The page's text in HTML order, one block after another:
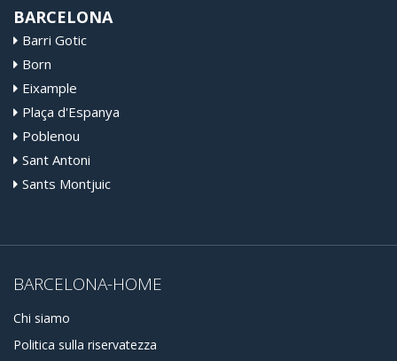
BARCELONA
Barri Gotic
Born
Eixample
Plaça d'Espanya
Poblenou
Sant Antoni
Sants Montjuic
BARCELONA-HOME
Chi siamo
Politica sulla riservatezza